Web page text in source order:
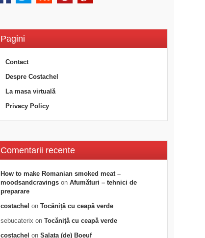
Pagini
Contact
Despre Costachel
La masa virtuală
Privacy Policy
Comentarii recente
How to make Romanian smoked meat –
moodsandcravings on Afumături – tehnici de
preparare
costachel on Tocăniță cu ceapă verde
sebucaterix on Tocăniță cu ceapă verde
costachel on Salata (de) Boeuf